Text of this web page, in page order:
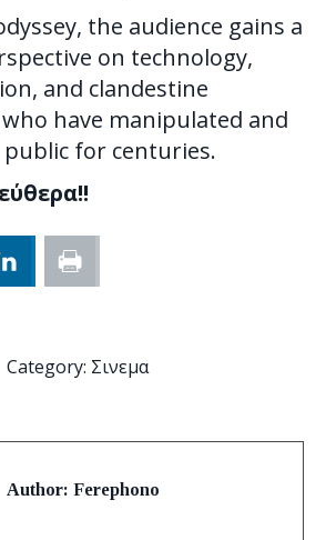
the audience gains a
on technology,
and clandestine
have manipulated and
for centuries.
Category: Σινεμα
Author: Ferephono